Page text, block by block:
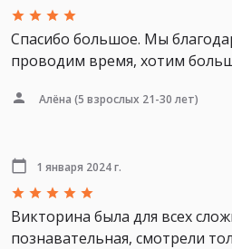
Спасибо большое. Мы
проводим время, хотим
Алёна (5 взрослых 21-30 лет)
1 января 2024 г.
Викторина была для всех
познавательная, смотрели